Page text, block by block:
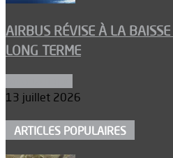
AIRBUS RÉVISE À LA
LONG TERME
13 juillet 2026
ARTICLES POPULAIRES